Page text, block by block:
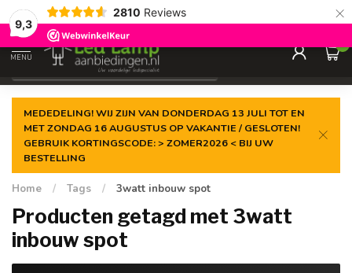
9,3
2810 Reviews ×
Gegarandeerde delaagste prijs
MENU
0
MEDEDELING! WIJ ZIJN VAN DONDERDAG 13 JULI TOT EN
MET ZONDAG 16 AUGUSTUS OP VAKANTIE / GESLOTEN!
GEBRUIK KORTINGSCODE: > ZOMER2026 < BIJ UW
BESTELLING
Home / Tags / 3watt inbouw spot
Producten getagd met 3watt
inbouw spot